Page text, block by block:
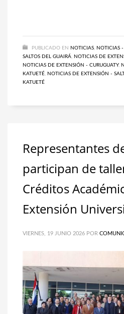
PUBLICADO EN NOTICIAS NOTICIAS -
SALTOS DEL GUAIRÁ NOTICIAS DE
NOTICIAS DE EXTENSIÓN - CURUGUATY,
KATUETÉ NOTICIAS DE EXTENSIÓN -
KATUETÉ
Representantes
participan de
Créditos
Extensión
VIERNES, 19 JUNIO 2026 POR